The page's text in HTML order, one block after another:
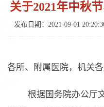
关于2021年中秋
发布日期：2021-09-01
各所、附属医院，机关
根据国务院办公厅